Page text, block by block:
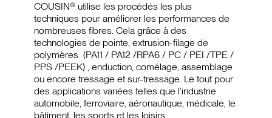
COUSIN® utilise les procédés les plus
techniques pour améliorer les performances de
nombreuses fibres. Cela grâce à des
technologies de pointe, extrusion-filage de
polymères (PA11 / PA12 /RPA6 / PC / PEI /TPE /
PPS /PEEK) , enduction, comélage, assemblage
ou encore tressage et sur-tressage. Le tout pour
des applications variées telles que l’industrie
automobile, ferroviaire, aéronautique, médicale, le
bâtiment, les sports et les loisirs…